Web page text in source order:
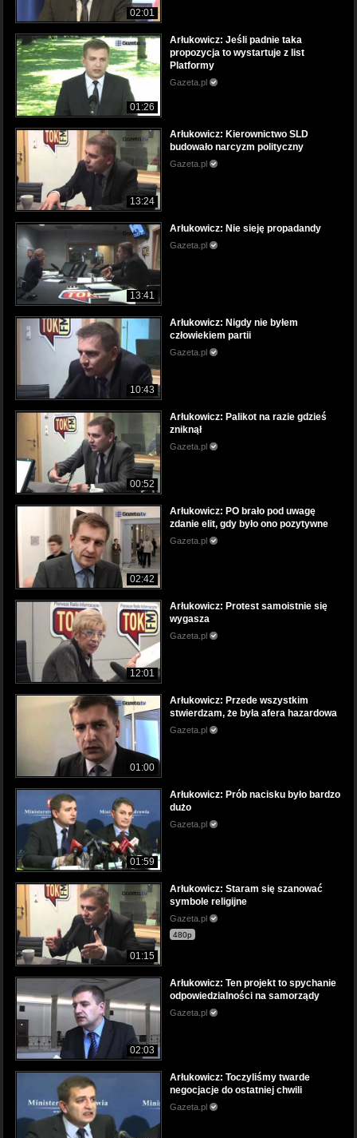
02:01
01:26
Arłukowicz: Jeśli padnie taka
propozycja to wystartuje z list
Platformy
Gazeta.pl
13:24
Arłukowicz: Kierownictwo SLD
budowało narcyzm polityczny
Gazeta.pl
13:41
Arłukowicz: Nie sieję propadandy
Gazeta.pl
10:43
Arłukowicz: Nigdy nie byłem
człowiekiem partii
Gazeta.pl
00:52
Arłukowicz: Palikot na razie gdzieś
zniknął
Gazeta.pl
02:42
Arłukowicz: PO brało pod uwagę
zdanie elit, gdy było ono pozytywne
Gazeta.pl
12:01
Arłukowicz: Protest samoistnie się
wygasza
Gazeta.pl
01:00
Arłukowicz: Przede wszystkim
stwierdzam, że była afera hazardowa
Gazeta.pl
01:59
Arłukowicz: Prób nacisku było bardzo
dużo
Gazeta.pl
01:15
Arłukowicz: Staram się szanować
symbole religijne
Gazeta.pl
480p
02:03
Arłukowicz: Ten projekt to spychanie
odpowiedzialności na samorządy
Gazeta.pl
Arłukowicz: Toczyliśmy twarde
negocjacje do ostatniej chwili
Gazeta.pl